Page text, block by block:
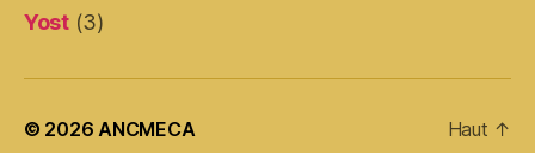
Yost(3)
© 2026 ANCMECA Haut ↑